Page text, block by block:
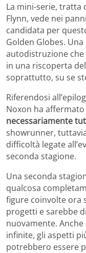
La mini-serie, tratta
Flynn, vede nei
candidata per
Golden Globes.
autodistruzione
in una riscoperta
soprattutto, su se
Riferendosi
Noxon ha affermato
necessariamente
showrunner,
difficoltà legate
seconda stagione.
Una seconda
qualcosa
figure coinvolte ora
progetti e sarebbe
nuovamente.
infinite, gli aspetti
potrebbero essere